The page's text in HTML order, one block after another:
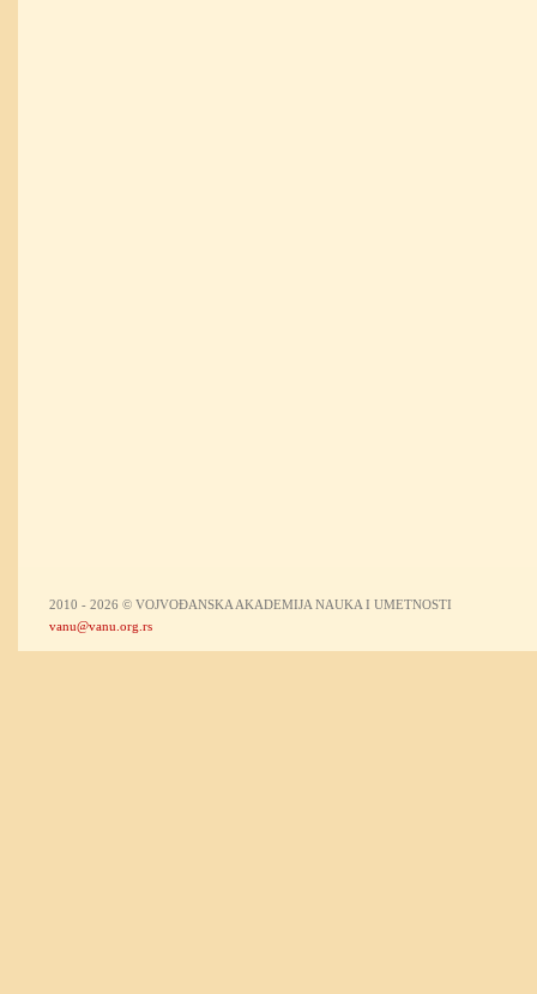
2010 - 2026 © VOJVOĐANSKA AKADEMIJA NAUKA I UMETNOSTI
vanu@vanu.org.rs